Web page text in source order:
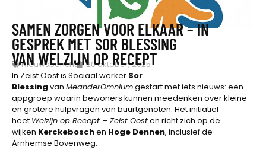
SAMEN ZORGEN VOOR ELKAAR – IN
GESPREK MET SOR BLESSING
VAN WELZIJN OP RECEPT
Nieuwsbericht
20 oktober, 2025
In Zeist Oost is Sociaal werker Sor
Blessing van MeanderOmniumgestart met iets nieuws: een
appgroep waarin bewoners kunnen meedenken over kleine
en grotere hulpvragen van buurtgenoten. Het initiatief
heet Welzijn op Recept – Zeist Oosten richt zich op de
wijken Kerckeboschen Hoge Dennen, inclusief de
Arnhemse Bovenweg.